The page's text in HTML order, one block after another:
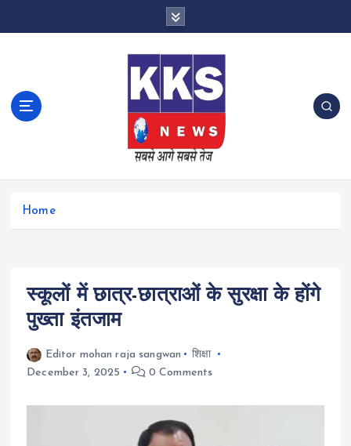
Home
स्कूलों में छात्र-छात्राओं के सुरक्षा के होंगे
पुख्ता इंतजाम
Editor mohan raja sangwan
शिक्षा
December 3, 2025
0 Comments